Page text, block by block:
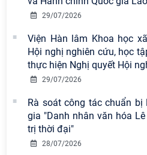
29/07/2026
Viện Hàn lâm Khoa học
Hội nghị nghiên cứu, học
thực hiện Nghị quyết Hội
29/07/2026
Rà soát công tác chuẩn
gia "Danh nhân văn hóa
trị thời đại"
28/07/2026
Chi bộ Viện Sử học tổ chức Tọa
chuyên đề: Đẩy mạnh học tập,
pháp, phong cách Hồ Chí Minh
giai đoạn phát triển mới
Hội thảo khoa học quốc tế
gian phát triển Việt Nam trong
nguyên mới: Định hướng chiến
và lựa chọn chính sách” sẽ
vào thứ ba, ngày 28/7/2026